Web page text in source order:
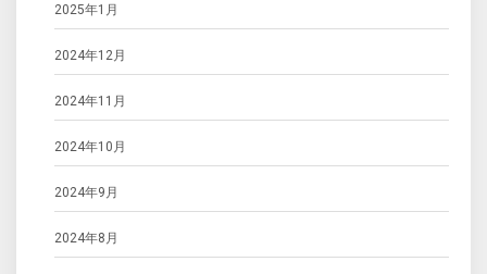
2025年1月
2024年12月
2024年11月
2024年10月
2024年9月
2024年8月